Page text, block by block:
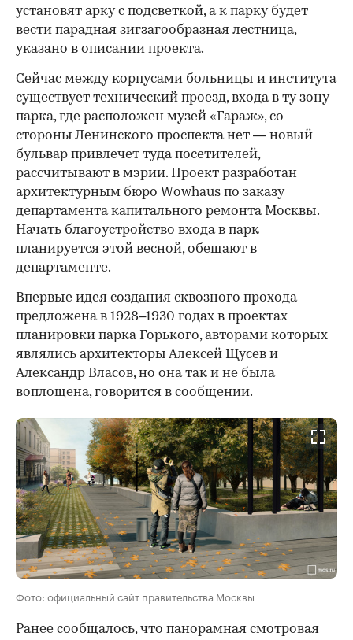
установят арку с подсветкой, а к парку будет
вести парадная зигзагообразная лестница,
указано в описании проекта.
Сейчас между корпусами больницы и института
существует технический проезд, входа в ту зону
парка, где расположен музей «Гараж», со
стороны Ленинского проспекта нет — новый
бульвар привлечет туда посетителей,
рассчитывают в мэрии. Проект разработан
архитектурным бюро Wowhaus по заказу
департамента капитального ремонта Москвы.
Начать благоустройство входа в парк
планируется этой весной, обещают в
департаменте.
Впервые идея создания сквозного прохода
предложена в 1928–1930 годах в проектах
планировки парка Горького, авторами которых
являлись архитекторы Алексей Щусев и
Александр Власов, но она так и не была
воплощена, говорится в сообщении.
Фото: официальный сайт правительства Москвы
Ранее сообщалось, что панорамная смотровая